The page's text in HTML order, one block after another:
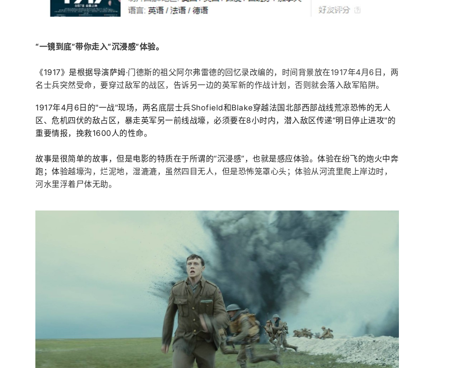
“一镜到底”带你走入“沉浸感”体验。
《1917》是根据导演萨姆·门德斯的祖父阿尔弗雷德的回忆录改编的，时间背景放在1917年4月6日，两
名士兵突然受命，要穿过敌军的战区，告诉另一边的英军新的作战计划，否则就会落入敌军陷阱。
1917年4月6日的"一战"现场，两名底层士兵Shofield和Blake穿越法国北部西部战线荒凉恐怖的无人
区、危机四伏的敌占区，暴走英军另一前线战壕，必须要在8小时内，潜入敌区传递“明日停止进攻"的
重要情报，挽救1600人的性命。
故事是很简单的故事，但是电影的特质在于所谓的“沉浸感”，也就是感应体验。体验在纷飞的炮火中奔
跑；体验越壕沟，烂泥地，湿漉漉，虽然四目无人，但是恐怖笼罩心头；体验从河流里爬上岸边时，
河水里浮着尸体无助。